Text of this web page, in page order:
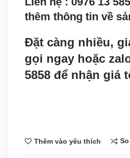
thêm thông tin về
Đặt càng nhiều,
gọi ngay hoặc
5858 để nhận giá
Thêm vào yêu thích